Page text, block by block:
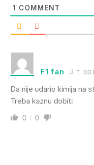
1 COMMENT
F1 fan
Da nije udario kimija na
Treba kaznu dobiti
0 0